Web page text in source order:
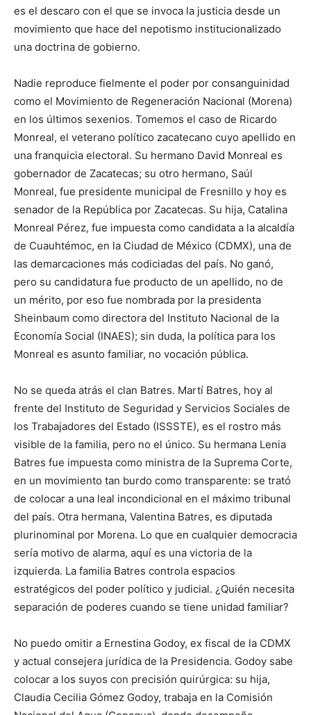
es el descaro con el que se invoca la justicia desde un
movimiento que hace del nepotismo institucionalizado
una doctrina de gobierno.
Nadie reproduce fielmente el poder por consanguinidad
como el Movimiento de Regeneración Nacional (Morena)
en los últimos sexenios. Tomemos el caso de Ricardo
Monreal, el veterano político zacatecano cuyo apellido en
una franquicia electoral. Su hermano David Monreal es
gobernador de Zacatecas; su otro hermano, Saúl
Monreal, fue presidente municipal de Fresnillo y hoy es
senador de la República por Zacatecas. Su hija, Catalina
Monreal Pérez, fue impuesta como candidata a la alcaldía
de Cuauhtémoc, en la Ciudad de México (CDMX), una de
las demarcaciones más codiciadas del país. No ganó,
pero su candidatura fue producto de un apellido, no de
un mérito, por eso fue nombrada por la presidenta
Sheinbaum como directora del Instituto Nacional de la
Economía Social (INAES); sin duda, la política para los
Monreal es asunto familiar, no vocación pública.
No se queda atrás el clan Batres. Martí Batres, hoy al
frente del Instituto de Seguridad y Servicios Sociales de
los Trabajadores del Estado (ISSSTE), es el rostro más
visible de la familia, pero no el único. Su hermana Lenia
Batres fue impuesta como ministra de la Suprema Corte,
en un movimiento tan burdo como transparente: se trató
de colocar a una leal incondicional en el máximo tribunal
del país. Otra hermana, Valentina Batres, es diputada
plurinominal por Morena. Lo que en cualquier democracia
sería motivo de alarma, aquí es una victoria de la
izquierda. La familia Batres controla espacios
estratégicos del poder político y judicial. ¿Quién necesita
separación de poderes cuando se tiene unidad familiar?
No puedo omitir a Ernestina Godoy, ex fiscal de la CDMX
y actual consejera jurídica de la Presidencia. Godoy sabe
colocar a los suyos con precisión quirúrgica: su hija,
Claudia Cecilia Gómez Godoy, trabaja en la Comisión